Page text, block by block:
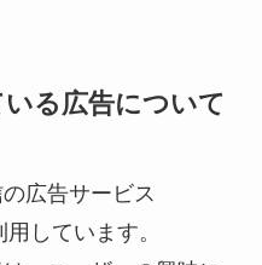
る広告について
広告サービス
しています。